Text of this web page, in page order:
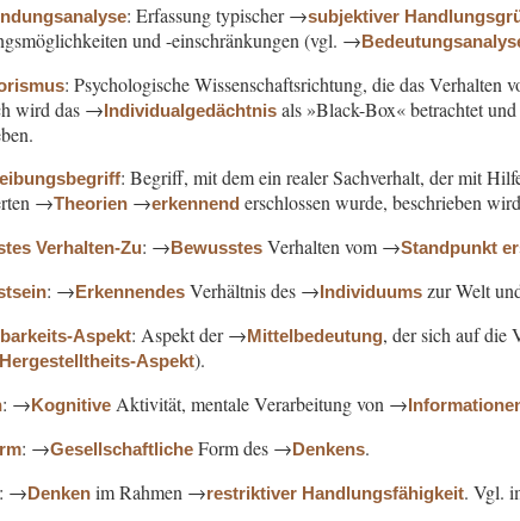
: Erfassung typischer →subjektiver
und -einschränkungen (vgl. →
: Psychologische Wissenschaftsrichtung, die das Verhalten
wird das →Individualgedächtnis als »Black-Box« betrachtet
: Begriff, mit dem ein realer Sachverhalt, der mit
→Theorien →erkennend erschlossen wurde, beschrieben
Verhalten-Zu: →Bewusstes Verhalten vom →Standpunkt
: →Erkennendes Verhältnis des →Individuums zur Welt
Aspekt: Aspekt der →Mittelbedeutung, der sich auf die
Hergestelltheits-Aspekt).
: →Kognitive Aktivität, mentale Verarbeitung von →
: →Gesellschaftliche Form des →Denkens.
: →Denken im Rahmen →restriktiver Handlungsfähigkeit. Vgl.